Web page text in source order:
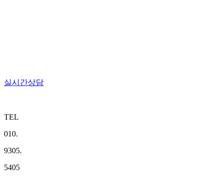
실시간상담
TEL
010.
9305.
5405